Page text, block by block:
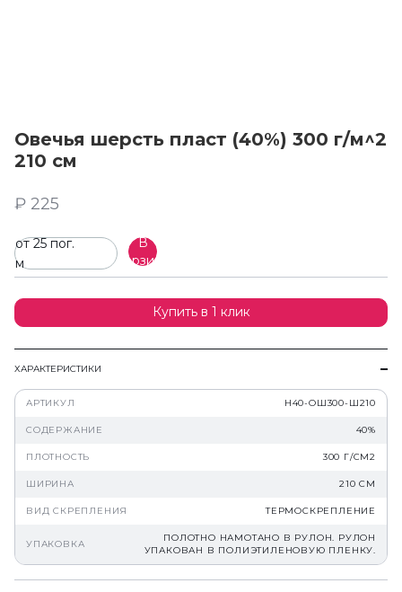
Овечья шерсть пласт (40%) 300 г/м^2
210 см
₽ 225
от 25 пог.
м
В
корзину
Купить в 1 клик
ХАРАКТЕРИСТИКИ
АРТИКУЛ Н40-ОШ300-Ш210
СОДЕРЖАНИЕ 40%
ПЛОТНОСТЬ 300 Г/СМ2
ШИРИНА 210 СМ
ВИД СКРЕПЛЕНИЯ ТЕРМОСКРЕПЛЕНИЕ
УПАКОВКА
ПОЛОТНО НАМОТАНО В РУЛОН. РУЛОН
УПАКОВАН В ПОЛИЭТИЛЕНОВУЮ ПЛЕНКУ.